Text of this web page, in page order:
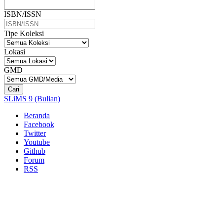
ISBN/ISSN
Tipe Koleksi
Lokasi
GMD
Cari
SLiMS 9 (Bulian)
Beranda
Facebook
Twitter
Youtube
Github
Forum
RSS